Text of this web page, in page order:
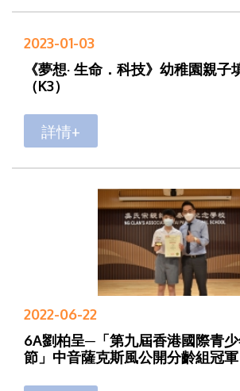
2023-01-03
《夢想· 生命．科技》幼稚園親子
（K3）
詳情+
2022-06-22
6A劉柏呈─「第九屆香港國際青
節」中音薩克斯風公開分齡組冠軍